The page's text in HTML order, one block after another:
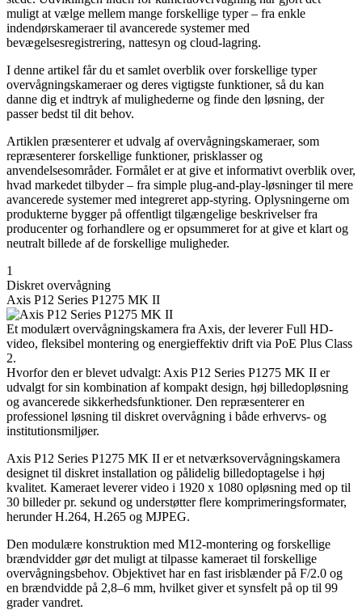
muligt at vælge mellem mange forskellige typer – fra enkle
indendørskameraer til avancerede systemer med
bevægelsesregistrering, nattesyn og cloud-lagring.
I denne artikel får du et samlet overblik over forskellige typer
overvågningskameraer og deres vigtigste funktioner, så du kan
danne dig et indtryk af mulighederne og finde den løsning, der
passer bedst til dit behov.
Artiklen præsenterer et udvalg af overvågningskameraer, som
repræsenterer forskellige funktioner, prisklasser og
anvendelsesområder. Formålet er at give et informativt overblik over,
hvad markedet tilbyder – fra simple plug-and-play-løsninger til mere
avancerede systemer med integreret app-styring. Oplysningerne om
produkterne bygger på offentligt tilgængelige beskrivelser fra
producenter og forhandlere og er opsummeret for at give et klart og
neutralt billede af de forskellige muligheder.
1
Diskret overvågning
Axis P12 Series P1275 MK II
Et modulært overvågningskamera fra Axis, der leverer Full HD-
video, fleksibel montering og energieffektiv drift via PoE Plus Class
2.
Hvorfor den er blevet udvalgt: Axis P12 Series P1275 MK II er
udvalgt for sin kombination af kompakt design, høj billedopløsning
og avancerede sikkerhedsfunktioner. Den repræsenterer en
professionel løsning til diskret overvågning i både erhvervs- og
institutionsmiljøer.
Axis P12 Series P1275 MK II er et netværksovervågningskamera
designet til diskret installation og pålidelig billedoptagelse i høj
kvalitet. Kameraet leverer video i 1920 x 1080 opløsning med op til
30 billeder pr. sekund og understøtter flere komprimeringsformater,
herunder H.264, H.265 og MJPEG.
Den modulære konstruktion med M12-montering og forskellige
brændvidder gør det muligt at tilpasse kameraet til forskellige
overvågningsbehov. Objektivet har en fast irisblænder på F/2.0 og
en brændvidde på 2,8–6 mm, hvilket giver et synsfelt på op til 99
grader vandret.